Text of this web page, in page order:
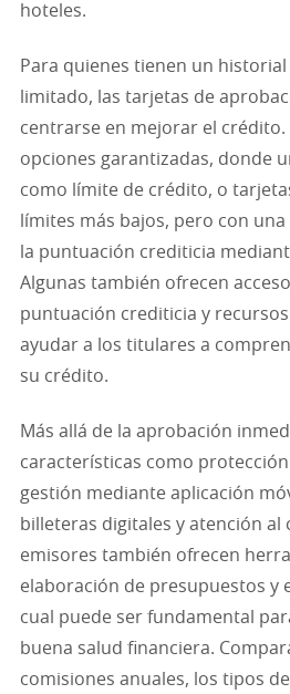
hoteles.
Para quienes tienen un
limitado, las tarjetas de
centrarse en mejorar el
opciones garantizadas, donde
como límite de crédito, o
límites más bajos, pero con
la puntuación crediticia
Algunas también ofrecen
puntuación crediticia y
ayudar a los titulares a
su crédito.
Más allá de la aprobación
características como
gestión mediante aplicación
billeteras digitales y atención al
emisores también ofrecen
elaboración de presupuestos y
cual puede ser fundamental
buena salud financiera.
comisiones anuales, los tipos